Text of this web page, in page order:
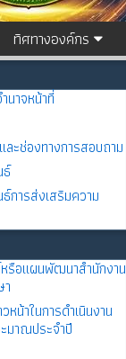
ทิศทางองค์กร
นาจหน้าที่
ะช่องทางการสอบถาม
ธ์
การส่งเสริมความ
รือแผนพัฒนาสำนักงาน
หน้าในการดำเนินงาน
มาณประจำปี